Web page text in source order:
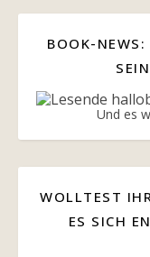
BOOK-
Und es
WOLLTEST
ES SICH